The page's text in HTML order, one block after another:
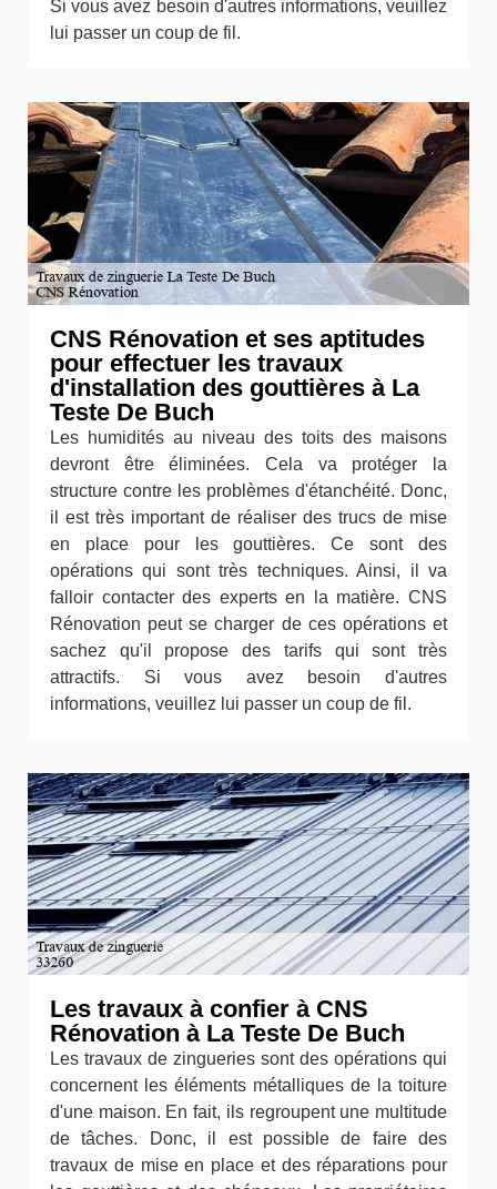
Si vous avez besoin d'autres informations, veuillez
lui passer un coup de fil.
CNS Rénovation et ses aptitudes
pour effectuer les travaux
d'installation des gouttières à La
Teste De Buch
Les humidités au niveau des toits des maisons
devront être éliminées. Cela va protéger la
structure contre les problèmes d'étanchéité. Donc,
il est très important de réaliser des trucs de mise
en place pour les gouttières. Ce sont des
opérations qui sont très techniques. Ainsi, il va
falloir contacter des experts en la matière. CNS
Rénovation peut se charger de ces opérations et
sachez qu'il propose des tarifs qui sont très
attractifs. Si vous avez besoin d'autres
informations, veuillez lui passer un coup de fil.
Les travaux à confier à CNS
Rénovation à La Teste De Buch
Les travaux de zingueries sont des opérations qui
concernent les éléments métalliques de la toiture
d'une maison. En fait, ils regroupent une multitude
de tâches. Donc, il est possible de faire des
travaux de mise en place et des réparations pour